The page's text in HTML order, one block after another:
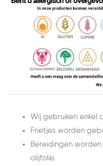
Wij gebruiken enkel
Frietjes worden
Bereidingen
olijfolie.